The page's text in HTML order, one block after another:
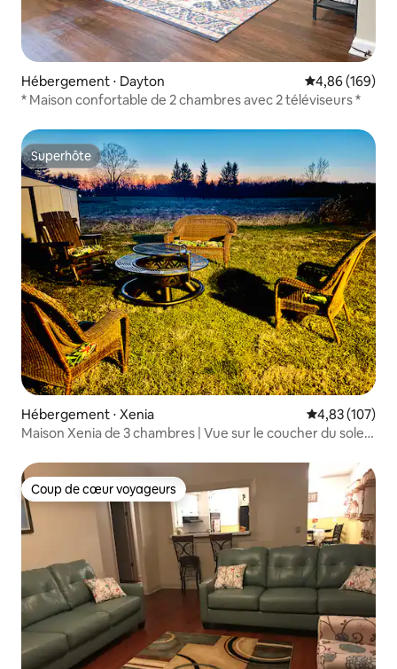
Hébergement ⋅ Dayton Évaluation
4,86 (169)
* Maison confortable de 2 chambres avec 2 téléviseurs *
Superhôte
Superhôte
Hébergement ⋅ Xenia Évaluation
4,83 (107)
Maison Xenia de 3 chambres | Vue sur le coucher du soleil
Coup de cœur voyageurs
Coup de cœur voyageurs